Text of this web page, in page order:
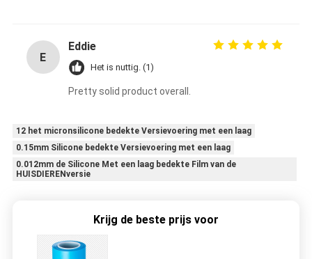
E
Eddie
Het is nuttig. (1)
Pretty solid product overall.
12 het micronsilicone bedekte Versievoering met een laag
0.15mm Silicone bedekte Versievoering met een laag
0.012mm de Silicone Met een laag bedekte Film van de
HUISDIERENversie
Krijg de beste prijs voor